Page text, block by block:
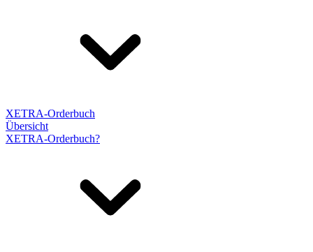
XETRA-Orderbuch
Übersicht
XETRA-Orderbuch?